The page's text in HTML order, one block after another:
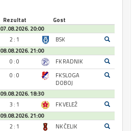
Rezultat
Gost
07.08.2026. 20:00
2 : 1
BSK
08.08.2026. 21:00
0 : 0
FK RADNIK
0 : 0
FK SLOGA
DOBOJ
09.08.2026. 18:30
3 : 1
FK VELEŽ
09.08.2026. 21:00
2 : 1 NK ČELIK